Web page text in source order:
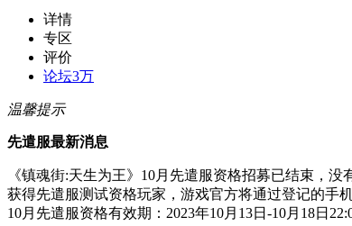
详情
专区
评价
论坛3万
温馨提示
先遣服最新消息
《镇魂街:天生为王》10月先遣服资格招募已结束，没
获得先遣服测试资格玩家，游戏官方将通过登记的手
10月先遣服资格有效期：2023年10月13日-10月18日